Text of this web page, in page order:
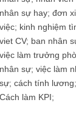
nhân sự hay; đơn
việc; kinh nghiệm
viet CV; ban nhân
việc làm trưởng
nhân sự; việc làm
sự; cách tính lương;
Cách làm KPI;